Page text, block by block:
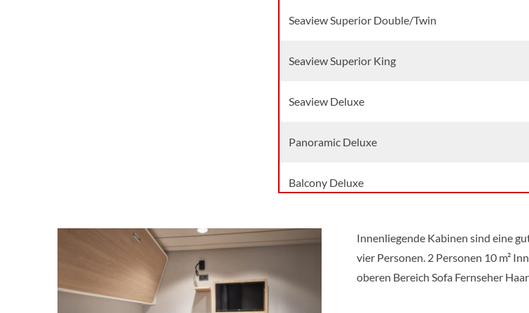
Seaview Superior Double/Twin
Seaview Superior King
Seaview Deluxe
Panoramic Deluxe
Balcony Deluxe
Lighthouse Suite
Innenliegende Kabinen sind eine
vier Personen. 2 Personen 10 m²
oberen Bereich Sofa Fernseher